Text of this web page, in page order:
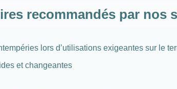
recommandés par nos
lors d’utilisations exigeantes sur le
et changeantes